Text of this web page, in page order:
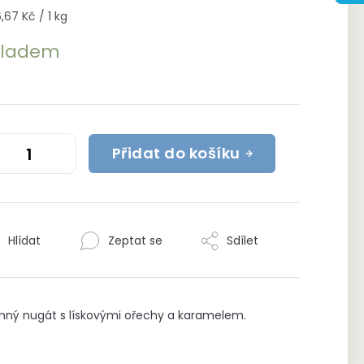
Kč / 1 kg
Přidat do košíku
nugát s lískovými ořechy a karamelem.
Zeptat se
Hlídat Sdílet